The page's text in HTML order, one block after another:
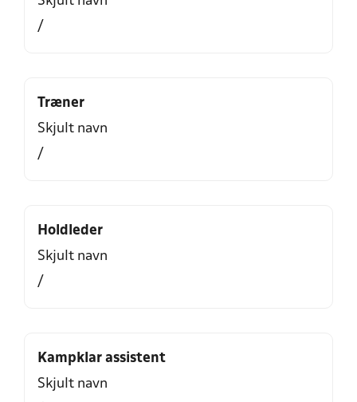
/
Træner
Skjult navn
/
Holdleder
Skjult navn
/
Kampklar assistent
Skjult navn